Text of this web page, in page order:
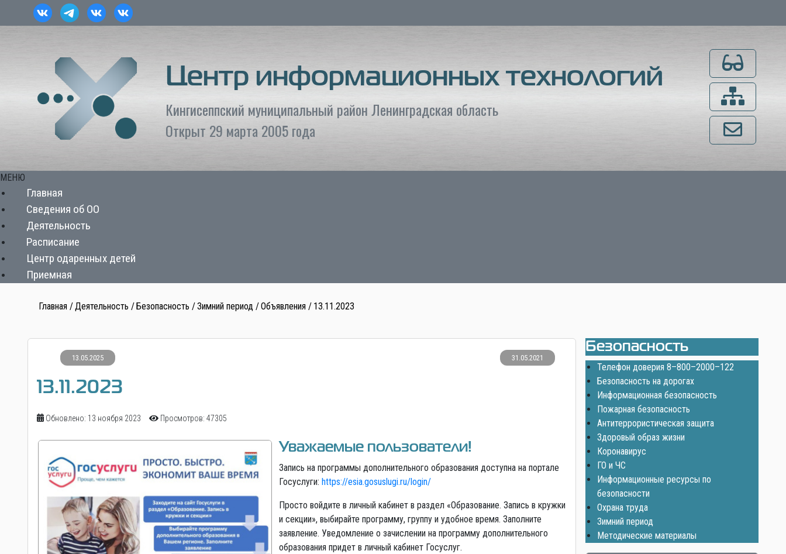
Центр информационных технологий
Кингисеппский муниципальный район Ленинградская область
Открыт 29 марта 2005 года
Для
Карта сайта
Напишите нам
МЕНЮ
Главная
Сведения об ОО
Деятельность
Расписание
Центр одаренных детей
Приемная
Главная Деятельность Безопасность Зимний период Объявления 13.11.2023
13.05.2025 31.05.2021
13.11.2023
Обновлено: 13 ноября 2023 Просмотров: 47305
Уважаемые пользователи!
Запись на программы дополнительного образования доступна на портале
Госуслуги: https://esia.gosuslugi.ru/login/
Просто войдите в личный кабинет в раздел «Образование. Запись в кружки
и секции», выбирайте программу, группу и удобное время. Заполните
заявление. Уведомление о зачислении на программу дополнительного
образования придет в личный кабинет Госуслуг.
Безопасность
Телефон доверия 8–800–2000–122
Безопасность на дорогах
Информационная безопасность
Пожарная безопасность
Антитеррористическая защита
Здоровый образ жизни
Коронавирус
ГО и ЧС
Информационные ресурсы по
безопасности
Охрана труда
Зимний период
Методические материалы